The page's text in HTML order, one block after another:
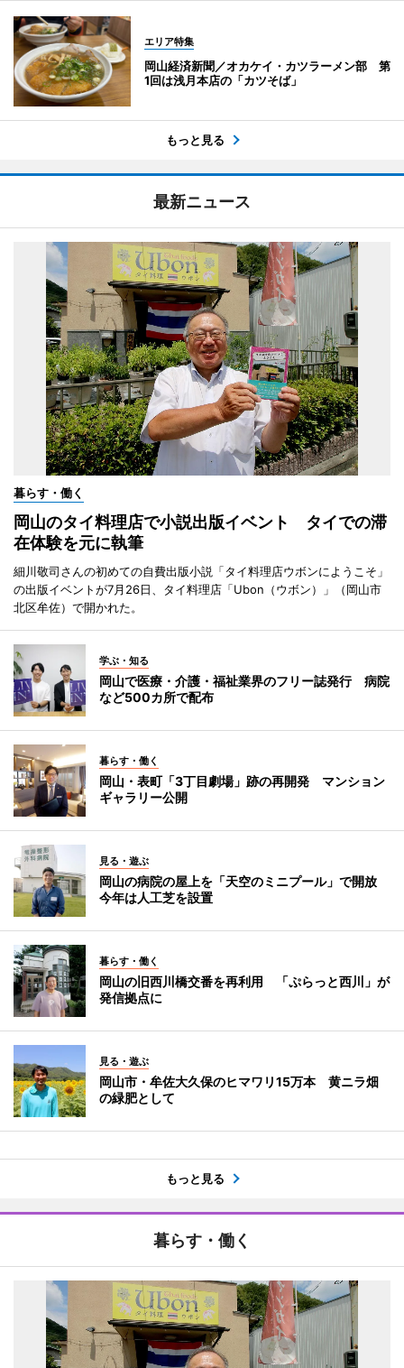
エリア特集
岡山経済新聞／オカケイ・カツラーメン部 第
1回は浅月本店の「カツそば」
もっと見る
最新ニュース
暮らす・働く
岡山のタイ料理店で小説出版イベント タイでの滞
在体験を元に執筆
細川敬司さんの初めての自費出版小説「タイ料理店ウボンにようこそ」
の出版イベントが7月26日、タイ料理店「Ubon（ウボン）」（岡山市
北区牟佐）で開かれた。
学ぶ・知る
岡山で医療・介護・福祉業界のフリー誌発行 病院
など500カ所で配布
暮らす・働く
岡山・表町「3丁目劇場」跡の再開発 マンション
ギャラリー公開
見る・遊ぶ
岡山の病院の屋上を「天空のミニプール」で開放
今年は人工芝を設置
暮らす・働く
岡山の旧西川橋交番を再利用 「ぷらっと西川」が
発信拠点に
見る・遊ぶ
岡山市・牟佐大久保のヒマワリ15万本 黄ニラ畑
の緑肥として
もっと見る
暮らす・働く